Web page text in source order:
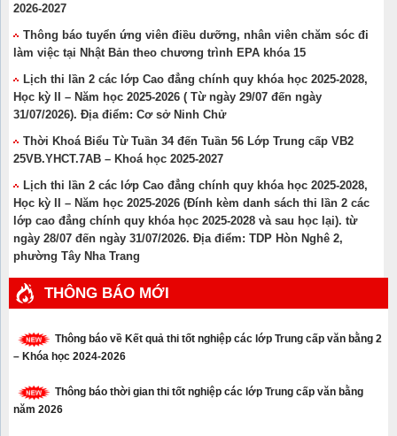
2026-2027
Thông báo tuyển ứng viên điều dưỡng, nhân viên chăm sóc đi
làm việc tại Nhật Bản theo chương trình EPA khóa 15
Lịch thi lần 2 các lớp Cao đẳng chính quy khóa học 2025-2028,
Học kỳ II – Năm học 2025-2026 ( Từ ngày 29/07 đến ngày
31/07/2026). Địa điểm: Cơ sở Ninh Chử
Thời Khoá Biểu Từ Tuần 34 đến Tuần 56 Lớp Trung cấp VB2
25VB.YHCT.7AB – Khoá học 2025-2027
Lịch thi lần 2 các lớp Cao đẳng chính quy khóa học 2025-2028,
Học kỳ II – Năm học 2025-2026 (Đính kèm danh sách thi lần 2 các
lớp cao đẳng chính quy khóa học 2025-2028 và sau học lại). từ
ngày 28/07 đến ngày 31/07/2026. Địa điểm: TDP Hòn Nghê 2,
phường Tây Nha Trang
THÔNG BÁO MỚI
Thông báo về Kết quả thi tốt nghiệp các lớp Trung cấp văn bằng 2
– Khóa học 2024-2026
Thông báo thời gian thi tốt nghiệp các lớp Trung cấp văn bằng
năm 2026